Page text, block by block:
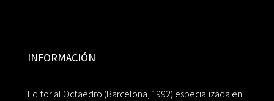
INFORMACIÓN
Editorial Octaedro (Barcelona, 1992) especializada en